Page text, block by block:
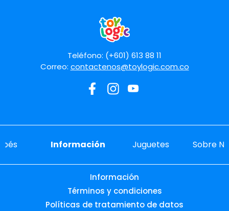
Teléfono: (+601) 613 88 11
Correo: contactenos@toylogic.com.co
Información Juguetes Sobre
Información
Términos y condiciones
Políticas de tratamiento de datos